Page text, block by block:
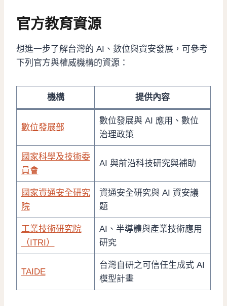
官方教育資源
想進一步了解台灣的 AI、數位與資安發展，可參考
下列官方與權威機構的資源：
機構 提供內容
數位發展部
數位發展與 AI 應用、數位
治理政策
國家科學及技術委
員會
AI 與前沿科技研究與補助
國家資通安全研究
院
資通安全研究與 AI 資安議
題
工業技術研究院
（ITRI）
AI、半導體與產業技術應用
研究
TAIDE
台灣自研之可信任生成式 AI
模型計畫